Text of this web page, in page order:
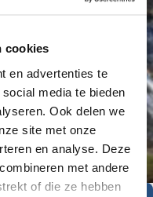
cookies
en advertenties te
media te bieden
Ook delen we
site met onze
en analyse. Deze
met andere
of die ze hebben